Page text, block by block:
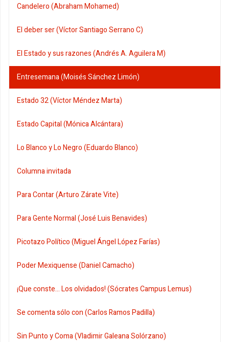
Candelero (Abraham Mohamed)
El deber ser (Víctor Santiago Serrano C)
El Estado y sus razones (Andrés A. Aguilera M)
Entresemana (Moisés Sánchez Limón)
Estado 32 (Víctor Méndez Marta)
Estado Capital (Mónica Alcántara)
Lo Blanco y Lo Negro (Eduardo Blanco)
Columna invitada
Para Contar (Arturo Zárate Vite)
Para Gente Normal (José Luis Benavides)
Picotazo Político (Miguel Ángel López Farías)
Poder Mexiquense (Daniel Camacho)
¡Que conste... Los olvidados! (Sócrates Campus Lemus)
Se comenta sólo con (Carlos Ramos Padilla)
Sin Punto y Coma (Vladimir Galeana Solórzano)